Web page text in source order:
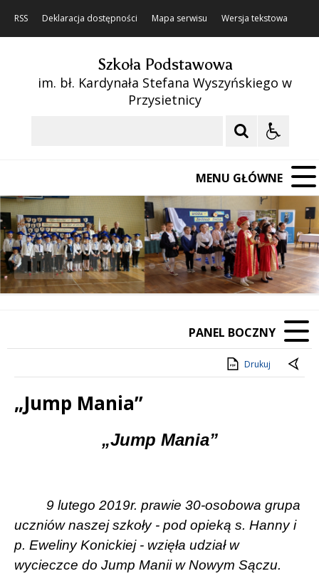
RSS Deklaracja dostępności Mapa serwisu Wersja tekstowa
Szkoła Podstawowa
im. bł. Kardynała Stefana Wyszyńskiego w
Przysietnicy
MENU GŁÓWNE
Poprzedni Element
Następny Element
❚❚
PANEL BOCZNY
Drukuj
„Jump Mania”
„Jump Mania”
9 lutego 2019r. prawie 30-osobowa grupa
uczniów naszej szkoły - pod opieką s. Hanny i
p. Eweliny Konickiej - wzięła udział w
wycieczce do Jump Manii w Nowym Sączu.